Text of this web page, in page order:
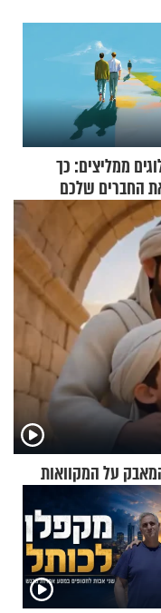
ממליצים: כך
החברים שלכם
על המקוואות